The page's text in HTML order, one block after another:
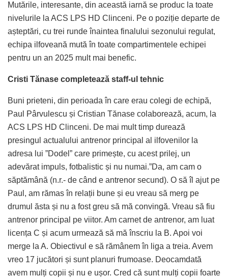
Mutările, interesante, din această iarnă se produc la toate
nivelurile la ACS LPS HD Clinceni. Pe o poziție departe de
așteptări, cu trei runde înaintea finalului sezonului regulat,
echipa ilfoveană mută în toate compartimentele echipei
pentru un an 2025 mult mai benefic.
Cristi Tănase completează staff-ul tehnic
Buni prieteni, din perioada în care erau colegi de echipă,
Paul Pârvulescu și Cristian Tănase colaborează, acum, la
ACS LPS HD Clinceni. De mai mult timp durează
presingul actualului antrenor principal al ilfovenilor la
adresa lui ”Dodel” care primește, cu acest prilej, un
adevărat impuls, fotbalistic și nu numai.”Da, am cam o
săptămână (n.r.- de când e antrenor secund). O să îl ajut pe
Paul, am rămas în relații bune și eu vreau să merg pe
drumul ăsta și nu a fost greu să mă convingă. Vreau să fiu
antrenor principal pe viitor. Am carnet de antrenor, am luat
licența C și acum urmează să mă înscriu la B. Apoi voi
merge la A. Obiectivul e să rămânem în liga a treia. Avem
vreo 17 jucători și sunt planuri frumoase. Deocamdată
avem mulți copii și nu e ușor. Cred că sunt mulți copii foarte